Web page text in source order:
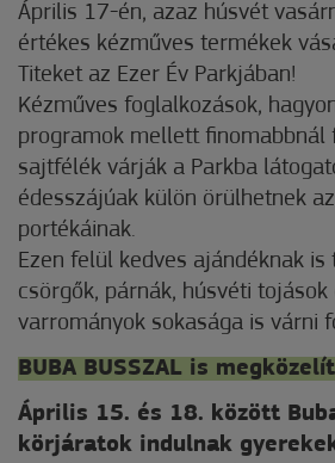
Április 17-én, azaz húsvét
értékes kézműves termékek
Titeket az Ezer Év Parkjában!
Kézműves foglalkozások,
programok mellett finomabbnál
sajtfélék várják a Parkba
édesszájúak külön örülhetnek
portékáinak.
Ezen felül kedves ajándéknak
csörgők, párnák, húsvéti tojások
varrományok sokasága is várni
BUBA BUSSZAL is
Április 15. és 18. között
körjáratok indulnak